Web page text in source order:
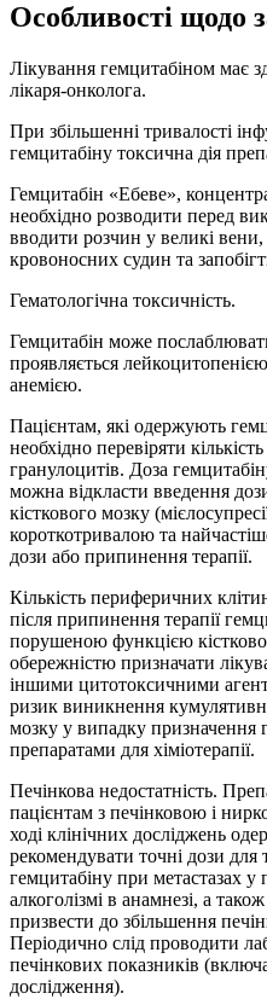
Особливості щодо
Лікування гемцитабіном має
лікаря-онколога.
При збільшенні тривалості
гемцитабіну токсична дія
Гемцитабін «Ебеве»,
необхідно розводити перед
вводити розчин у великі
кровоносних судин та
Гематологічна токсичність.
Гемцитабін може
проявляється
анемією.
Пацієнтам, які одержують
необхідно перевіряти
гранулоцитів. Доза
можна відкласти введення
кісткового мозку
короткотривалою та
дози або припинення терапії.
Кількість периферичних
після припинення терапії
порушеною функцією
обережністю призначати
іншими цитотоксичними
ризик виникнення
мозку у випадку призначення
препаратами для хіміотерапії.
Печінкова недостатність.
пацієнтам з печінковою і
ході клінічних досліджень
рекомендувати точні дози для
гемцитабіну при метастазах у
алкоголізмі в анамнезі, а
призвести до збільшення
Періодично слід проводити
печінкових показників
дослідження).